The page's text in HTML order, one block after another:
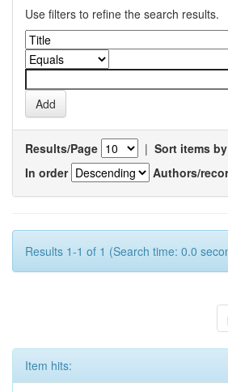
Use filters to refine the search results.
Results/Page | Sort items by
In order
Authors/
Results 1-1 of 1 (Search time: 0.0
Item hits: